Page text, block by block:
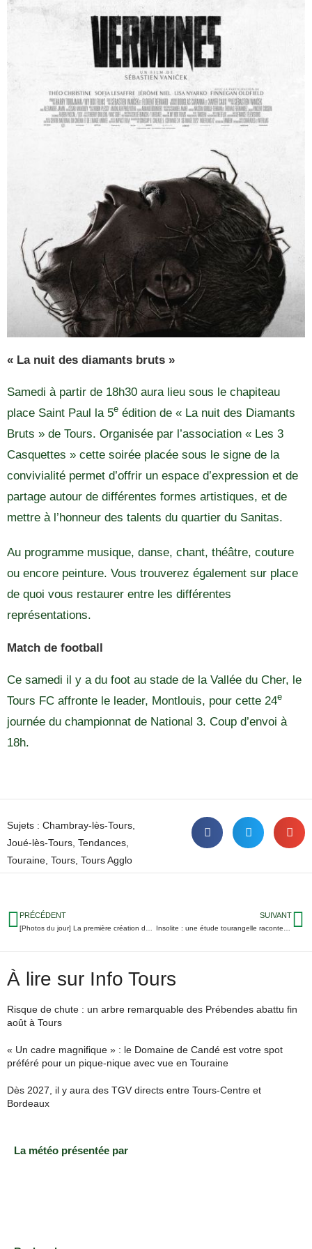
« La nuit des diamants bruts »
Samedi à partir de 18h30 aura lieu sous le chapiteau
place Saint Paul la 5e édition de « La nuit des Diamants
Bruts » de Tours. Organisée par l’association « Les 3
Casquettes » cette soirée placée sous le signe de la
convivialité permet d’offrir un espace d’expression et de
partage autour de différentes formes artistiques, et de
mettre à l’honneur des talents du quartier du Sanitas.
Au programme musique, danse, chant, théâtre, couture
ou encore peinture. Vous trouverez également sur place
de quoi vous restaurer entre les différentes
représentations.
Match de football
Ce samedi il y a du foot au stade de la Vallée du Cher, le
Tours FC affronte le leader, Montlouis, pour cette 24e
journée du championnat de National 3. Coup d’envoi à
18h.
Sujets : Chambray-lès-Tours
Joué-lès-Tours Tendances
Touraine Tours Tours Agglo
PRÉCÉDENT SUIVANT
À lire sur Info Tours
Risque de chute : un arbre remarquable des Prébendes abattu fin
août à Tours
« Un cadre magnifique » : le Domaine de Candé est votre spot
préféré pour un pique-nique avec vue en Touraine
Dès 2027, il y aura des TGV directs entre Tours-Centre et
Bordeaux
La météo présentée par